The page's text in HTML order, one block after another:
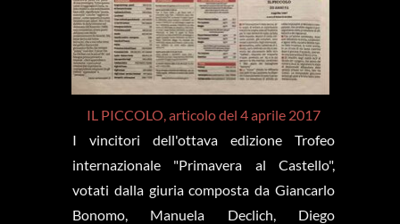
IL PICCOLO, articolo del 4 aprile 2017
I vincitori dell'ottava edizione Trofeo
internazionale "Primavera al Castello",
votati dalla giuria composta da Giancarlo
Bonomo, Manuela Declich, Diego